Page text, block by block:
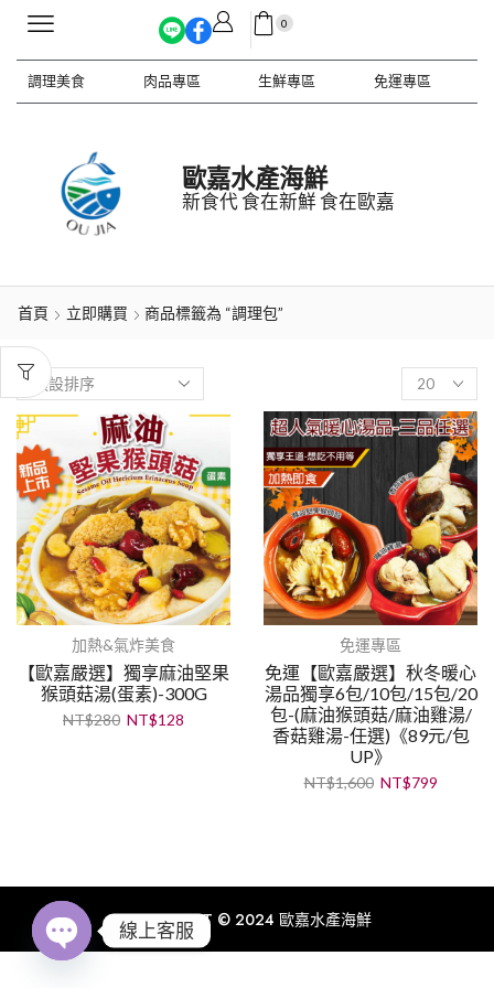
0
調理美食 肉品專區 生鮮專區 免運專區
歐嘉水產海鮮
新食代 食在新鮮 食在歐嘉
首頁 立即購買 商品標籤為 “調理包”
加熱&氣炸美食
【歐嘉嚴選】獨享麻油堅果
猴頭菇湯(蛋素)-300G
NT$280 NT$128
免運專區
免運【歐嘉嚴選】秋冬暖心
湯品獨享6包/10包/15包/20
包-(麻油猴頭菇/麻油雞湯/
香菇雞湯-任選)《89元/包
UP》
NT$1,600 NT$799
COPYRIGHT © 2024 歐嘉水產海鮮
線上客服